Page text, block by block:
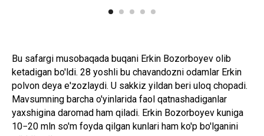
Bu safargi musobaqada buqani Erkin Bozorboyev olib
ketadigan bo'ldi. 28 yoshli bu chavandozni odamlar Erkin
polvon deya e'zozlaydi. U sakkiz yildan beri uloq chopadi.
Mavsumning barcha o'yinlarida faol qatnashadiganlar
yaxshigina daromad ham qiladi. Erkin Bozorboyev kuniga
10−20 mln so'm foyda qilgan kunlari ham ko'p bo'lganini